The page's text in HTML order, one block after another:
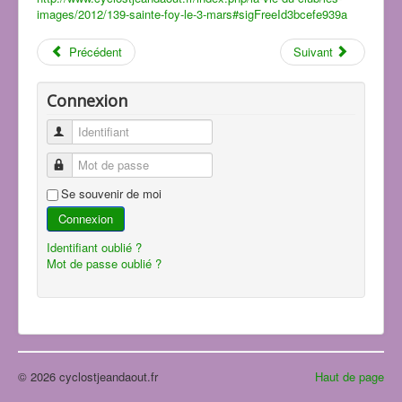
images/2012/139-sainte-foy-le-3-mars#sigFreeId3bcefe939a
Précédent Suivant
Connexion
Identifiant
Mot de passe
Se souvenir de moi
Connexion
Identifiant oublié ?
Mot de passe oublié ?
Haut de page
© 2026 cyclostjeandaout.fr